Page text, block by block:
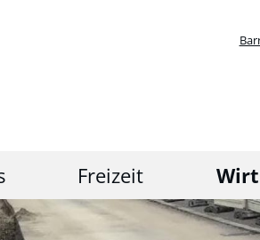
Freizeit